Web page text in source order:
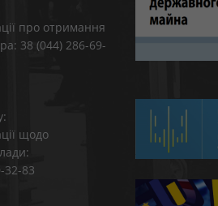
про отримання
38 (044) 286-69-
щодо
32-83